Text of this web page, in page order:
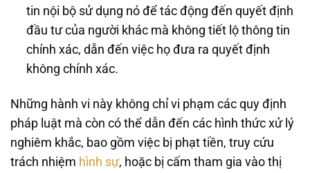
tin nội bộ sử dụng nó để tác động đến quyết định
đầu tư của người khác mà không tiết lộ thông tin
chính xác, dẫn đến việc họ đưa ra quyết định
không chính xác.
Những hành vi này không chỉ vi phạm các quy định
pháp luật mà còn có thể dẫn đến các hình thức xử lý
nghiêm khắc, bao gồm việc bị phạt tiền, truy cứu
trách nhiệm hình sự, hoặc bị cấm tham gia vào thị